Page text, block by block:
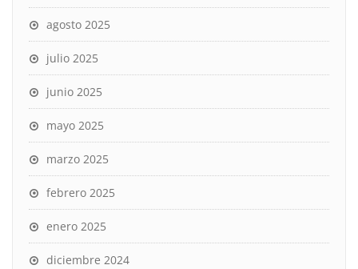
agosto 2025
julio 2025
junio 2025
mayo 2025
marzo 2025
febrero 2025
enero 2025
diciembre 2024